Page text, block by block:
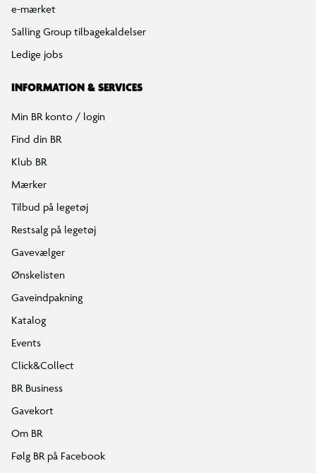
e-mærket
Salling Group tilbagekaldelser
Ledige jobs
INFORMATION & SERVICES
Min BR konto / login
Find din BR
Klub BR
Mærker
Tilbud på legetøj
Restsalg på legetøj
Gavevælger
Ønskelisten
Gaveindpakning
Katalog
Events
Click&Collect
BR Business
Gavekort
Om BR
Følg BR på Facebook